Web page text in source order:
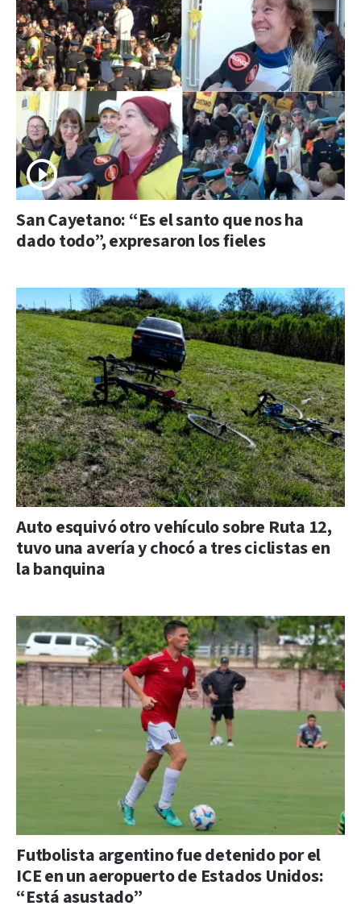
San Cayetano: “Es el santo que nos ha
dado todo”, expresaron los fieles
Auto esquivó otro vehículo sobre Ruta 12,
tuvo una avería y chocó a tres ciclistas en
la banquina
Futbolista argentino fue detenido por el
ICE en un aeropuerto de Estados Unidos:
“Está asustado”